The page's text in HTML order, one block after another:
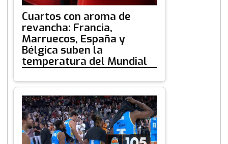
Cuartos con aroma de
revancha: Francia,
Marruecos, España y
Bélgica suben la
temperatura del Mundial